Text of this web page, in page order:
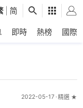
简
即時 熱榜 國際
2022-05-17 精選 ★